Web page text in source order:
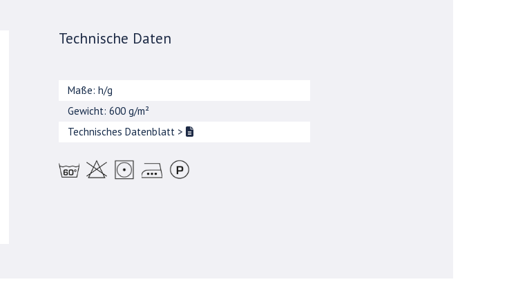
Technische Daten
Maße: h/g
Gewicht: 600 g/m²
Technisches Datenblatt >